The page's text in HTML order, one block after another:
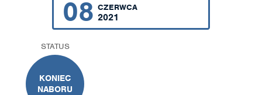
08 CZERWCA
2021
STATUS
KONIEC
NABORU